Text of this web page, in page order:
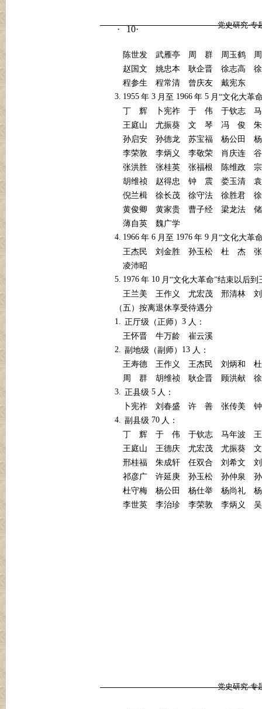
党史研究·专
· 10·
陈世发 武雁亭 周 群 周玉鹤
赵国文
姚忠本 耿企晋 徐志高
程参生
程常清 曾庆友
戴宪东
3. 1955 年 3 月至 1966 年 5 月“文化大革
丁
辉 卜宪祚 于 伟 于钦志
王庭山
尤振葵 文 琴 冯 俊
孙启安
孙德龙 苏宝福 杨公田
李荣敦
李炳义 李敬荣 肖庆连
张洪胜
张桂英 张福根 陈维政
胡维祯
赵得忠 钟 震 娄玉清
倪兰楫
徐长茂 徐守法 徐胜君
黄俊卿
黄家贵 曹子经 梁龙法
储
薄自英
魏广学
4. 1966 年 6 月至 1976 年 9 月“文化大革
王杰民
刘金胜 孙玉松 杜 杰
凌沛昭
5. 1976 年 10 月“文化大革命”结束以后到
王兰美
王作义 尤宏茂 邢清林
（五）按离退休享受待遇分
1. 正厅级（正师）3 人：
王怀晋
牛万龄
崔云溪
2. 副地级（副师） 13 人：
王寿德
王作义 王杰民 刘炳和
杜
周
群 胡维祯 耿企晋 顾洪献
3. 正县级 5 人：
卜宪祚
刘春盛 许 善 张传美
钟
4. 副县级 70 人：
丁
辉 于 伟 于钦志 马年波
王庭山
王德庆 尤宏茂 尤振葵
文
邢桂福
朱成轩 任双合 刘希文
祁彦广
许延庚 孙玉松 孙仲泉
杜守梅
杨公田 杨仕举 杨尚礼
李世英
李治珍 李荣敦 李炳义 吴
党史研究·专